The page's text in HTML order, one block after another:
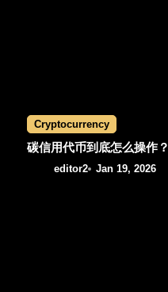
i
o
Cryptocurrency
碳信用代币到底怎么操作？
editor2 Jan 19, 2026